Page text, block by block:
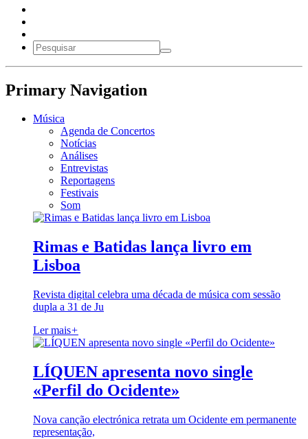
Primary Navigation
Música
Agenda de Concertos
Notícias
Análises
Entrevistas
Reportagens
Festivais
Som
Rimas e Batidas lança livro em
Lisboa
Revista digital celebra uma década de música com sessão
dupla a 31 de Ju
Ler mais+
LÍQUEN apresenta novo single
«Perfil do Ocidente»
Nova canção electrónica retrata um Ocidente em permanente
representação,